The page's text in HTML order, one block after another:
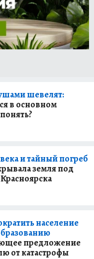
шевелят:
в основном
и тайный погреб
земля под
население
предложение
от катастрофы